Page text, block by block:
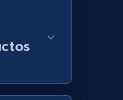
Final
ahora